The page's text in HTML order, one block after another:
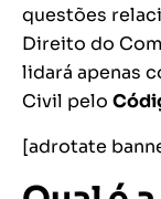
questões
Direito do
lidará apenas
Civil pelo
[adrotate